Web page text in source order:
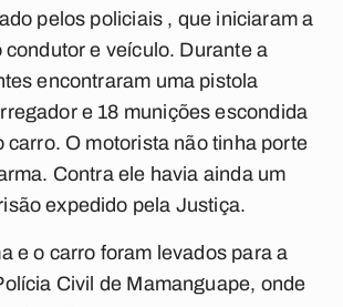
pelos policiais , que iniciaram a
e veículo. Durante a
encontraram uma pistola
e 18 munições escondida
carro. O motorista não tinha porte
Contra ele havia ainda um
expedido pela Justiça.
e o carro foram levados para a
Civil de Mamanguape, onde